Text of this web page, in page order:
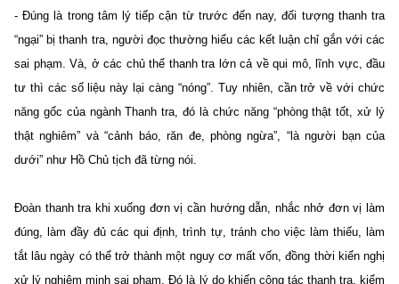
- Đúng là trong tâm lý tiếp cận từ trước đến nay, đối tượng thanh tra
“ngại” bị thanh tra, người đọc thường hiểu các kết luận chỉ gắn với các
sai phạm. Và, ở các chủ thể thanh tra lớn cả về qui mô, lĩnh vực, đầu
tư thì các số liệu này lại càng “nóng”. Tuy nhiên, cần trở về với chức
năng gốc của ngành Thanh tra, đó là chức năng “phòng thật tốt, xử lý
thật nghiêm” và “cảnh báo, răn đe, phòng ngừa”, “là người bạn của
dưới” như Hồ Chủ tịch đã từng nói.
Đoàn thanh tra khi xuống đơn vị cần hướng dẫn, nhắc nhở đơn vị làm
đúng, làm đầy đủ các qui định, trình tự, tránh cho việc làm thiếu, làm
tắt lâu ngày có thể trở thành một nguy cơ mất vốn, đồng thời kiến nghị
xử lý nghiêm minh sai phạm. Đó là lý do khiến công tác thanh tra, kiểm